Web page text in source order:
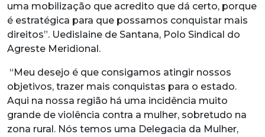
uma mobilização que acredito que dá certo, porque
é estratégica para que possamos conquistar mais
direitos”. Uedislaine de Santana, Polo Sindical do
Agreste Meridional.
“Meu desejo é que consigamos atingir nossos
objetivos, trazer mais conquistas para o estado.
Aqui na nossa região há uma incidência muito
grande de violência contra a mulher, sobretudo na
zona rural. Nós temos uma Delegacia da Mulher,